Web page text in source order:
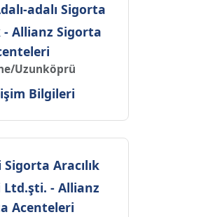
adalı Sigorta
- Allianz Sigorta
Uzunköprü
Bilgileri
Aracılık
- Allianz
Acenteleri